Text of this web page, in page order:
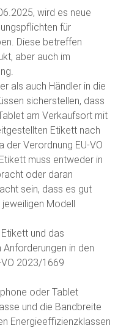
wird es neue
für
Diese betreffen
aber auch im
als auch Händler in die
sicherstellen, dass
am Verkaufsort mit
Etikett nach
der Verordnung EU-VO
muss entweder in
oder daran
sein, dass es gut
Modell
und das
in den
2023/1669
oder Tablet
und die Bandbreite
Energieeffizienzklassen